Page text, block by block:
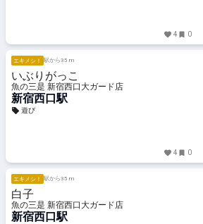
4 0
エキメシ！ 駅から35 m
いぶりがっこ
魚の三是 新宿西口大ガード店
新宿西口駅
遊び
4 0
エキメシ！ 駅から35 m
白子
魚の三是 新宿西口大ガード店
新宿西口駅